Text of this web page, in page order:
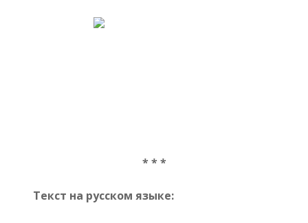
* * *
Текст на русском языке: